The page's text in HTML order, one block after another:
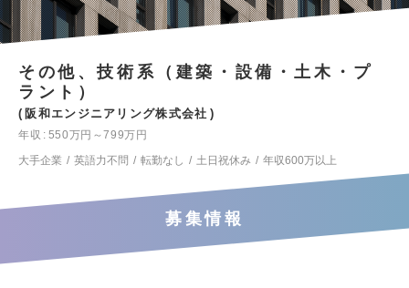
その他、技術系（建築・設備・土木・プ
ラント）
阪和エンジニアリング株式会社
年収
550万円～799万円
大手企業
英語力不問 転勤なし 土日祝休み 年収600万以上
募集情報